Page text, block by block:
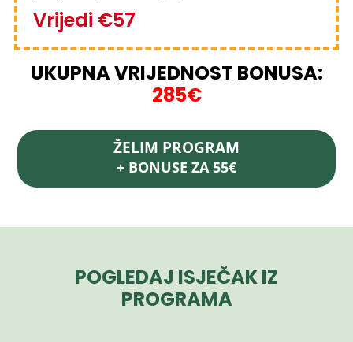
Vrijedi €57
UKUPNA VRIJEDNOST BONUSA:
285€
ŽELIM PROGRAM
+ BONUSE ZA 55€
POGLEDAJ ISJEČAK IZ
PROGRAMA